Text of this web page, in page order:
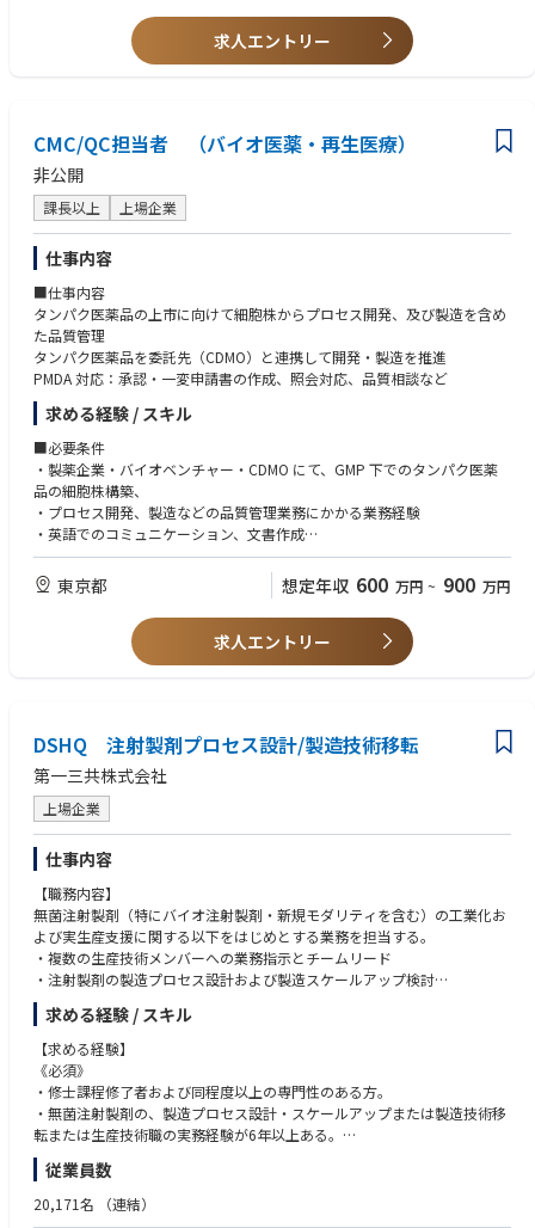
求人エントリー
CMC/QC担当者 （バイオ医薬・再生医療）
非公開
課長以上 上場企業
仕事内容
■仕事内容
タンパク医薬品の上市に向けて細胞株からプロセス開発、及び製造を含め
た品質管理
タンパク医薬品を委託先（CDMO）と連携して開発・製造を推進
PMDA 対応：承認・一変申請書の作成、照会対応、品質相談など
求める経験 / スキル
■必要条件
・製薬企業・バイオベンチャー・CDMO にて、GMP 下でのタンパク医薬
品の細胞株構築、
・プロセス開発、製造などの品質管理業務にかかる業務経験
・英語でのコミュニケーション、文書作成
■歓迎条件
・分子生物学、タンパク質工学や細胞発現などに関する知識
・バイオ医薬品の開発や製造に係る業務経験
・PMDA 相談（品質）の経験
東京都 想定年収 600 万円 ~ 900 万円
求人エントリー
DSHQ 注射製剤プロセス設計/製造技術移転
第一三共株式会社
上場企業
仕事内容
【職務内容】
無菌注射製剤（特にバイオ注射製剤・新規モダリティを含む）の工業化お
よび実生産支援に関する以下をはじめとする業務を担当する。
・複数の生産技術メンバーへの業務指示とチームリード
・注射製剤の製造プロセス設計および製造スケールアップ検討
・国内外の商用製造サイトへの製造技術移転の計画立案および実施
・製造設備の導入検討・仕様策定・据付適格性評価（IQ）・稼働適格性評
価（OQ）・性能適格性評価（PQ）への技術的関与
・無菌管理戦略（無菌プロセスシミュレーション、環境モニタリング計画
等）の策定および維持
・技術移転先の製造サイトにおける逸脱発生時の原因究明支援および是正
措置の技術的支援
クション等）の作成支援
・製造工程の継続的改善活動
・社内若手人材に対するGMP・製造技術に関する指導・育成
求める経験 / スキル
【求める経験】
《必須》
・修士課程修了者および同程度以上の専門性のある方。
・無菌注射製剤の、製造プロセス設計・スケールアップまたは製造技術移
転または生産技術職の実務経験が6年以上ある。
・無菌製造施設・設備（無菌充填設備、凍結乾燥機等）の設計、導入また
はバリデーションに関する知識・経験がある。
・無菌管理戦略（無菌工程シミュレーション、環境モニタリング、汚染管
従業員数
20,171名 （連結）